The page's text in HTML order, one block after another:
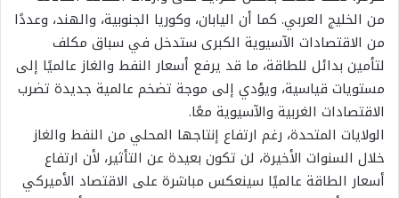
من الخليج العربي. كما أن اليابان، وكوريا الجنوبية، والهند، وعددًا
من الاقتصادات الآسيوية الكبرى ستدخل في سباق مكلف
لتأمين بدائل للطاقة، ما قد يرفع أسعار النفط والغاز عالميًا إلى
مستويات قياسية، ويؤدي إلى موجة تضخم عالمية جديدة تضرب
الاقتصادات الغربية والآسيوية معًا.
الولايات المتحدة، رغم ارتفاع إنتاجها المحلي من النفط والغاز
خلال السنوات الأخيرة، لن تكون بعيدة عن التأثير، لأن ارتفاع
أسعار الطاقة عالميًا سينعكس مباشرة على الاقتصاد الأميركي